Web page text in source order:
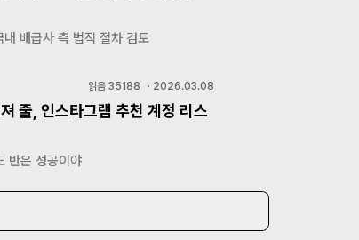
배급사 측 법적 절차 검토
읽음 35188 ・ 2026.03.08
줄, 인스타그램 추천 계정 리스
반은 성공이야